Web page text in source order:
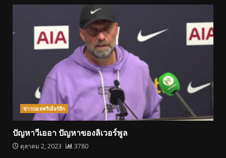
ข่าวบอลพรีเมียร์ลีก
ปัญหาวีเออา ปัญหาของลิเวอร์พูล
ตุลาคม 2, 2023 3780